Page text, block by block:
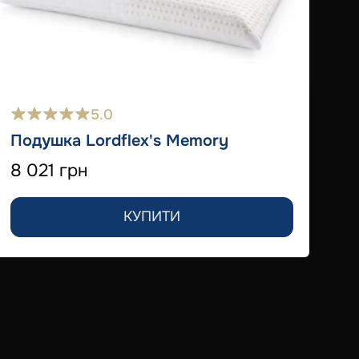
5.0
Подушка Lordflex's Memory
8 021 грн
КУПИТИ